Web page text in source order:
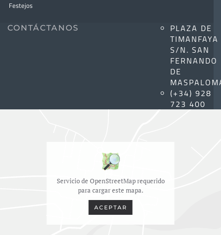
Festejos
CONTÁCTANOS
PLAZA DE
TIMANFAYA
S/N. SAN
FERNANDO
DE
(+34) 928
723 400
Servicio de OpenStreetMap requerido
para cargar este mapa.
ACEPTAR